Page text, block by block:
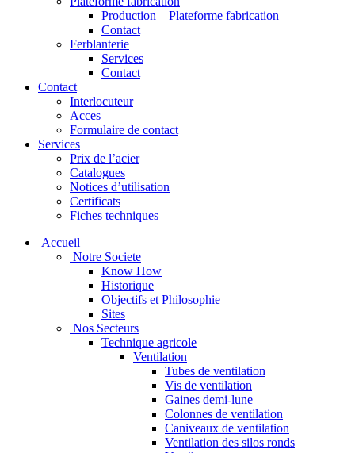
Production – Plateforme fabrication
Contact
Ferblanterie
Services
Contact
Contact
Interlocuteur
Acces
Formulaire de contact
Services
Prix de l’acier
Catalogues
Notices d’utilisation
Certificats
Fiches techniques
Accueil
Notre Societe
Know How
Historique
Objectifs et Philosophie
Sites
Nos Secteurs
Technique agricole
Ventilation
Tubes de ventilation
Vis de ventilation
Gaines demi-lune
Colonnes de ventilation
Caniveaux de ventilation
Ventilation des silos ronds